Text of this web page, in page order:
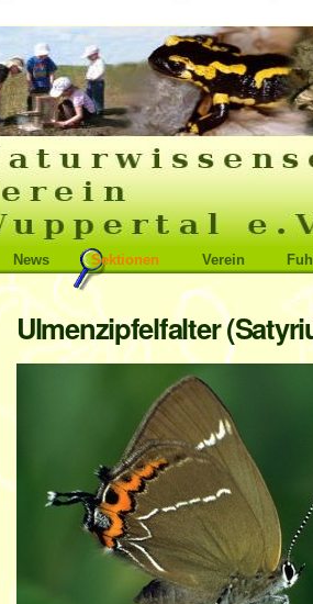
News Sektionen Verein
Ulmenzipfelfalter